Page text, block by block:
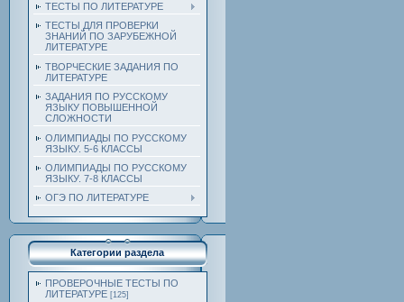
ТЕСТЫ ПО ЛИТЕРАТУРЕ
ТЕСТЫ ДЛЯ ПРОВЕРКИ
ЗНАНИЙ ПО ЗАРУБЕЖНОЙ
ЛИТЕРАТУРЕ
ТВОРЧЕСКИЕ ЗАДАНИЯ ПО
ЛИТЕРАТУРЕ
ЗАДАНИЯ ПО РУССКОМУ
ЯЗЫКУ ПОВЫШЕННОЙ
СЛОЖНОСТИ
ОЛИМПИАДЫ ПО РУССКОМУ
ЯЗЫКУ. 5-6 КЛАССЫ
ОЛИМПИАДЫ ПО РУССКОМУ
ЯЗЫКУ. 7-8 КЛАССЫ
ОГЭ ПО ЛИТЕРАТУРЕ
Категории раздела
ПРОВЕРОЧНЫЕ ТЕСТЫ ПО
ЛИТЕРАТУРЕ [125]